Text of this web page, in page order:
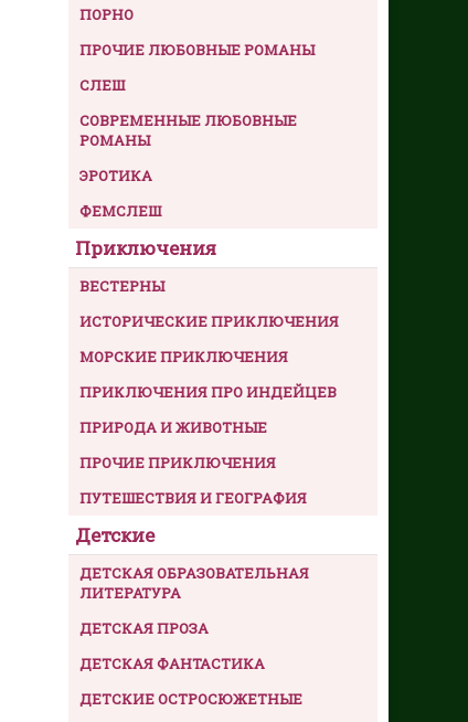
ПОРНО
ПРОЧИЕ ЛЮБОВНЫЕ РОМАНЫ
СЛЕШ
СОВРЕМЕННЫЕ ЛЮБОВНЫЕ
РОМАНЫ
ЭРОТИКА
ФЕМСЛЕШ
Приключения
ВЕСТЕРНЫ
ИСТОРИЧЕСКИЕ ПРИКЛЮЧЕНИЯ
МОРСКИЕ ПРИКЛЮЧЕНИЯ
ПРИКЛЮЧЕНИЯ ПРО ИНДЕЙЦЕВ
ПРИРОДА И ЖИВОТНЫЕ
ПРОЧИЕ ПРИКЛЮЧЕНИЯ
ПУТЕШЕСТВИЯ И ГЕОГРАФИЯ
Детские
ДЕТСКАЯ ОБРАЗОВАТЕЛЬНАЯ
ЛИТЕРАТУРА
ДЕТСКАЯ ПРОЗА
ДЕТСКАЯ ФАНТАСТИКА
ДЕТСКИЕ ОСТРОСЮЖЕТНЫЕ